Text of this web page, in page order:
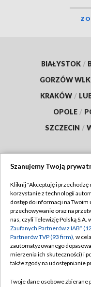
BIAŁYSTOK /
GORZÓW
KRAKÓW /
OPOLE /
SZCZECIN /
Abonament TVP
Emisja w TVP
Centrum informacji
Naziemna Telewizja
Szanujemy Twoją
Kliknij "Akceptuję i przechodzę
korzystanie z technologii
dostęp do informacji na
przechowywanie oraz na
nas, czyli Telewizję Polską S.A.
Zaufanych Partnerów z IAB*
Partnerów TVP (93 firm), w
zautomatyzowanego
mierzenia ich skuteczności) i
także zgody na udostępnianie
Twoje dane osobowe zbierane